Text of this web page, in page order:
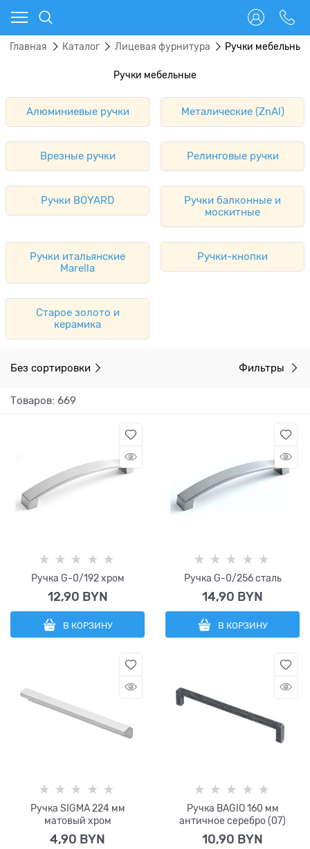
Главная Каталог Лицевая фурнитура Ручки мебельные
Ручки мебельные
Алюминиевые ручки Металические (ZnAl)
Врезные ручки Релинговые ручки
Ручки BOYARD
Ручки балконные и
москитные
Ручки итальянские
Marella
Ручки-кнопки
Старое золото и
керамика
Без сортировки Фильтры
Товаров: 669
Ручка G-0/192 хром
12,90 BYN
В КОРЗИНУ
Ручка G-0/256 сталь
14,90 BYN
В КОРЗИНУ
Ручка SIGMA 224 мм
матовый хром
4,90 BYN
Ручка BAGIO 160 мм
античное серебро (07)
10,90 BYN